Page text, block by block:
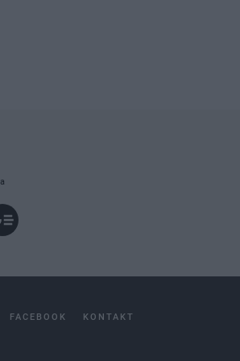
FACEBOOK KONTAKT